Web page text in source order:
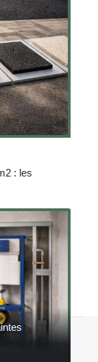
: les